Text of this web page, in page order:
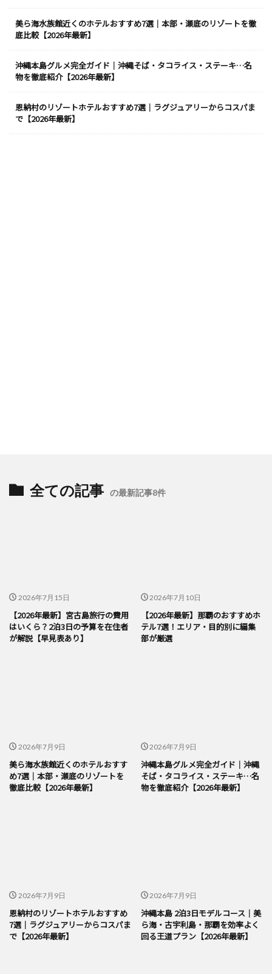
美ら海水族館近くのホテルおすすめ7選｜本部・瀬底のリゾートを徹
底比較【2026年最新】
沖縄本島グルメ完全ガイド｜沖縄そば・タコライス・ステーキ…名
物を徹底紹介【2026年最新】
恩納村のリゾートホテルおすすめ7選｜ラグジュアリーからコスパま
で【2026年最新】
全ての記事 の最新記事8件
2026年7月15日
【2026年最新】宮古島旅行の費用
はいくら？2泊3日の予算を在住者
が解説【早見表あり】
2026年7月10日
【2026年最新】那覇のおすすめホ
テル7選！エリア・目的別に編集
部が厳選
2026年7月9日
美ら海水族館近くのホテルおすす
め7選｜本部・瀬底のリゾートを
徹底比較【2026年最新】
2026年7月9日
沖縄本島グルメ完全ガイド｜沖縄
そば・タコライス・ステーキ…名
物を徹底紹介【2026年最新】
2026年7月9日
恩納村のリゾートホテルおすすめ
7選｜ラグジュアリーからコスパま
で【2026年最新】
2026年7月9日
沖縄本島 2泊3日モデルコース｜美
ら海・古宇利島・那覇を効率よく
回る王道プラン【2026年最新】